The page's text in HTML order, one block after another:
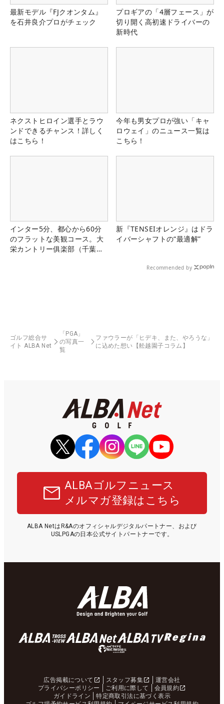
最新モデル『FJクオンタム』
を石井良介プロがチェック
プロギアの「4層フェース」が
切り開く高初速ドライバーの
新時代
ネクストヒロイン選手とラウ
ンドできるチャンス！詳しく
はこちら！
今年も男女プロが強い「キャ
ロウェイ」のニュース一覧は
こちら！
インター5分、都心から60分
のフラットな美観コース。大
栄カントリー俱楽部（千葉
新『TENSEIオレンジ』はドラ
イバーシャフトの“最適解”
Recommended by
ゴルフ総合サ
イト ALBA Net
「PGA」
の写真一
覧
ファウラーが「ヒデキ、また、やろうな」
に込めた想い【舩越園子コラム】
ALBAゴルフニュース
メルマガ登録はこちら
ALBA NetはR&Aのオフィシャルデジタルパートナー、および
USLPGAの日本公式サイトパートナーです。
広告掲載について スタッフ募集
運営会社
プライバシーポリシー
ご利用に際して
会員規約
ガイドライン
特定商取引法に基づく表示